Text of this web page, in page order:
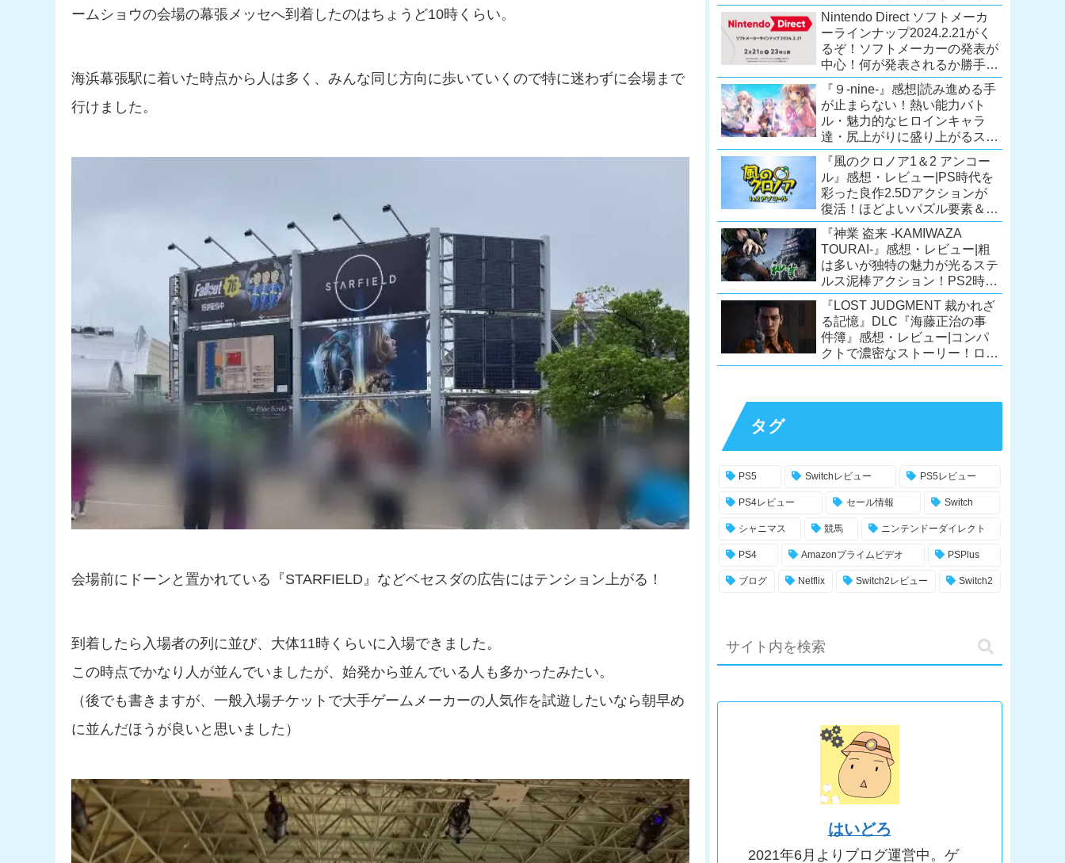
ームショウの会場の幕張メッセへ到着したのはちょうど10時くらい。
海浜幕張駅に着いた時点から人は多く、みんな同じ方向に歩いていくので特に迷わずに会場まで
行けました。
会場前にドーンと置かれている『STARFIELD』などベセスダの広告にはテンション上がる！
到着したら入場者の列に並び、大体11時くらいに入場できました。
この時点でかなり人が並んでいましたが、始発から並んでいる人も多かったみたい。
（後でも書きますが、一般入場チケットで大手ゲームメーカーの人気作を試遊したいなら朝早め
に並んだほうが良いと思いました）
スター内容に物足りなさはある
が、プレイする価値のあるシリ
ーズの人気作
【Switch/PS4/Xone】
Nintendo Direct ソフトメーカ
ーラインナップ2024.2.21がく
るぞ！ソフトメーカーの発表が
中心！何が発表されるか勝手に
予想！【ニンテンドーダイレク
ト予想】
『９-nine-』感想|読み進める手
が止まらない！熱い能力バト
ル・魅力的なヒロインキャラ
達・尻上がりに盛り上がるスト
ーリーが面白すぎるノベルゲ
ー！【PC/Steam/Switch/PS4】
『風のクロノア1＆2 アンコー
ル』感想・レビュー|PS時代を
彩った良作2.5Dアクションが
復活！ほどよいパズル要素＆切
ない余韻のストーリーも魅力！
【Switch/PS5/PS4/Xbox
X|S/Xone/PC】
『神業 盗来 -KAMIWAZA
TOURAI-』感想・レビュー|粗
は多いが独特の魅力が光るステ
ルス泥棒アクション！PS2時代
の異色のタイトル、令和に復
活！【Switch/PS4/Steam】
『LOST JUDGMENT 裁かれざ
る記憶』DLC『海藤正治の事
件簿』感想・レビュー|コンパ
クトで濃密なストーリー！ロス
トジャッジメント本編と合わせ
DLC！
タグ
PS5 Switchレビュー PS5レビュー
PS4レビュー セール情報 Switch
シャニマス 競馬 ニンテンドーダイレクト
PS4 Amazonプライムビデオ PSPlus
ブログ Netflix Switch2レビュー Switch2
はいどろ
2021年6月よりブログ運営中。ゲ